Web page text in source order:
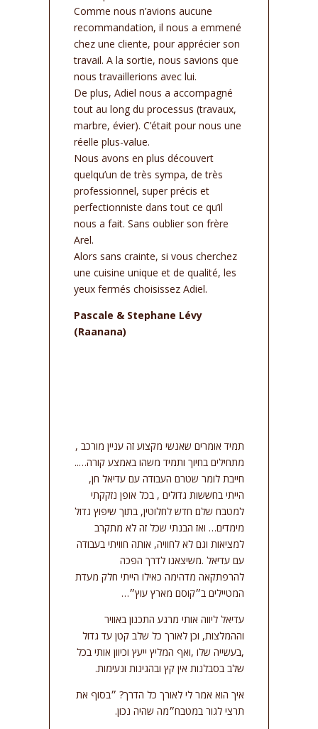
Comme nous n’avions aucune
recommandation, il nous a emmené
chez une cliente, pour apprécier son
travail. A la sortie, nous savions que
nous travaillerions avec lui.
De plus, Adiel nous a accompagné
tout au long du processus (travaux,
marbre, évier). C’était pour nous une
réelle plus-value.
Nous avons en plus découvert
quelqu’un de très sympa, de très
professionnel, super précis et
perfectionniste dans tout ce qu’il
nous a fait. Sans oublier son frère
Arel.
Alors sans crainte, si vous cherchez
une cuisine unique et de qualité, les
yeux fermés choisissez Adiel.
Pascale & Stephane Lévy
(Raanana)
תמיד אומרים שאנשי מקצוע זה עניין מורכב ,
מתחילים בחיוך ותמיד משהו באמצע קורה…..
חייבת לומר שטרם העבודה עם עדיאל חן,
הייתי בחששות גדולים , בכל אופן נזקקתי
למטבח שלם חדש לחלוטין, בתוך שיפוץ גדול
מימדים… ואז הבנתי שכל זה לא מתקרב
למציאות וגם לא לחוויה, אותה חוויתי בעבודה
עם עדיאל .משיצאנו לדרך הפכה
להרפתקאה מדהימה כאילו הייתי חלק מעדת
המטיילים ב״קוסם מארץ עוץ״…
עדיאל ליווה אותי מרגע התכנון באוויר
וההמלצות, וכן לאורך כל שלב קטן עד גדול
,בעשייה שלו ,ואף המליץ ייעץ וכיוון אותי בכל
שלב בסבלנות אין קץ ובהגינות ונעימות.
איך הוא אמר לי לאורך כל הדרך? ״בסוף את
תרצי לגור במטבח״מה שהיה נכון.